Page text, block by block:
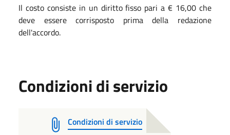
Il costo consiste in un diritto fisso pari a € 16,00 che
deve essere corrisposto prima della redazione
dell'accordo.
Condizioni di servizio
Condizioni di servizio